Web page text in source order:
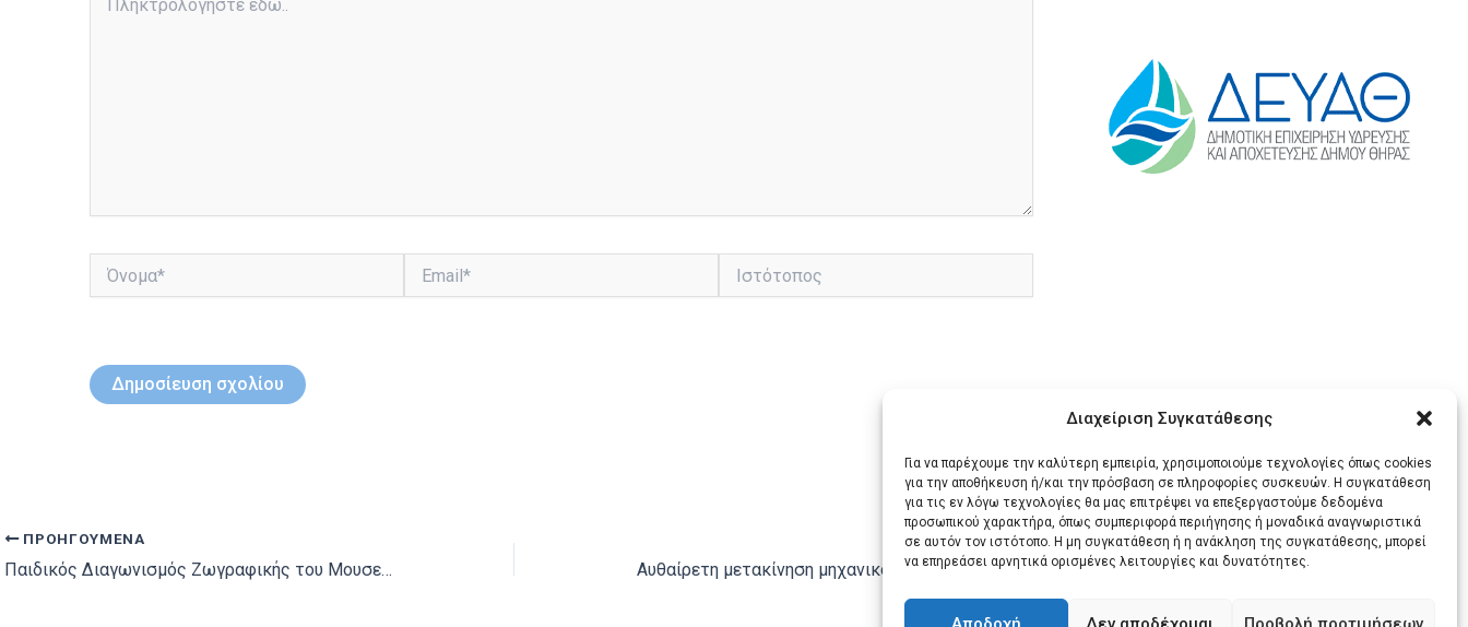
Διαχείριση Συγκατάθεσης
Για να παρέχουμε την καλύτερη εμπειρία, χρησιμοποιούμε τεχνολογίες όπως cookies
για την αποθήκευση ή/και την πρόσβαση σε πληροφορίες συσκευών. Η συγκατάθεση
για τις εν λόγω τεχνολογίες θα μας επιτρέψει να επεξεργαστούμε δεδομένα
προσωπικού χαρακτήρα, όπως συμπεριφορά περιήγησης ή μοναδικά αναγνωριστικά
σε αυτόν τον ιστότοπο. Η μη συγκατάθεση ή η ανάκληση της συγκατάθεσης, μπορεί
να επηρεάσει αρνητικά ορισμένες λειτουργίες και δυνατότητες.
εδώ..
Όνομα* Ιστότοπος
ΠΡΟΗΓΟΎΜΕΝΑ
Παιδικός Διαγωνισμός Ζωγραφικής του Μουσείου Κυκλαδικής Τέχνης
ΕΠΌΜΕΝΟ
Αυθαίρετη μετακίνηση μηχανικού στη Νάξο καταγγέλλει το Τμήμα Κυκλάδων της Ε.Μ.Δ.Υ.Δ.Α.Σ. Αττικής